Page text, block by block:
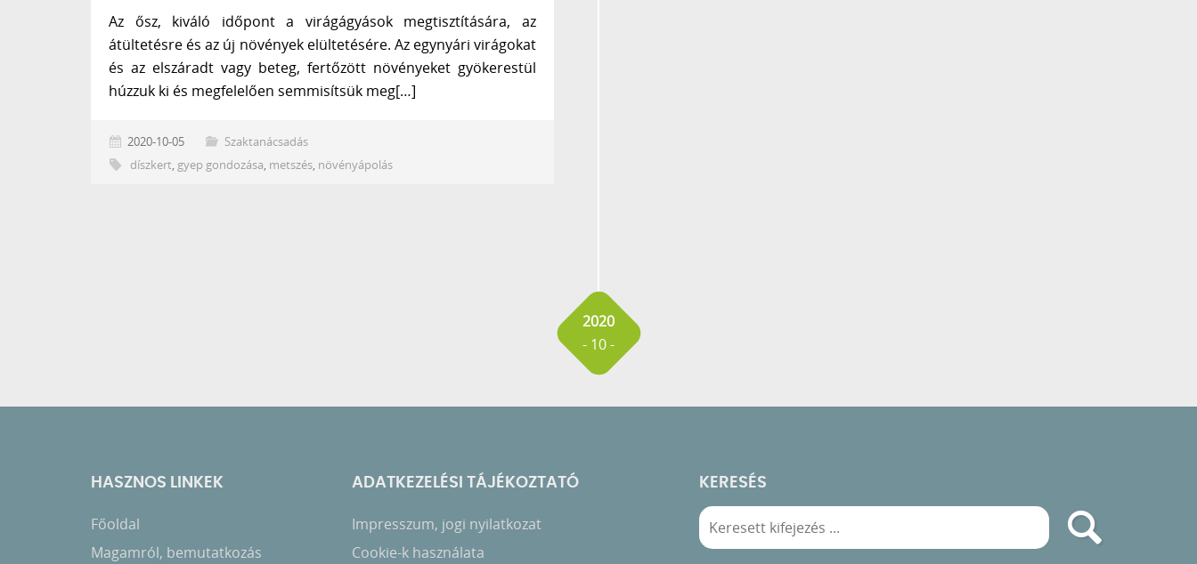
Az ősz, kiváló időpont a virágágyások megtisztítására, az
átültetésre és az új növények elültetésére. Az egynyári virágokat
és az elszáradt vagy beteg, fertőzött növényeket gyökerestül
húzzuk ki és megfelelően semmisítsük meg[…]
2020-10-05
Szaktanácsadás
díszkert, gyep gondozása, metszés, növényápolás
2020
- 10 -
HASZNOS LINKEK
Főoldal
Magamról, bemutatkozás
ADATKEZELÉSI TÁJÉKOZTATÓ
Impresszum, jogi nyilatkozat
Cookie-k használata
KERESÉS